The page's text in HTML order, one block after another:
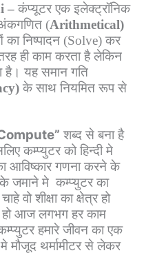
– कंप्यूटर एक इलेक्ट्रॉनिक
(Arithmetical)
निष्पादन (Solve) कर
ही काम करताहै लेकिन
यह समान गति
के साथ नियमित रूप से
शब्द से बना है
कम्प्युटर को हिन्दी मे
गणना करने के
जमाने मे कम्प्युटर का
वो शीक्षा का क्षेत्र हो
हो आज लगभग हर काम
हमारे जीवन का एक
मौजूद थर्मामीटर से लेकर